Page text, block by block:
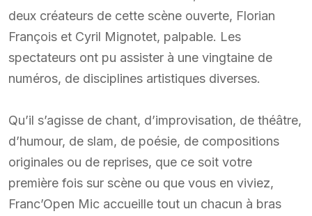
deux créateurs de cette scène ouverte, Florian
François et Cyril Mignotet, palpable. Les
spectateurs ont pu assister à une vingtaine de
numéros, de disciplines artistiques diverses.
Qu’il s’agisse de chant, d’improvisation, de théâtre,
d’humour, de slam, de poésie, de compositions
originales ou de reprises, que ce soit votre
première fois sur scène ou que vous en viviez,
Franc’Open Mic accueille tout un chacun à bras